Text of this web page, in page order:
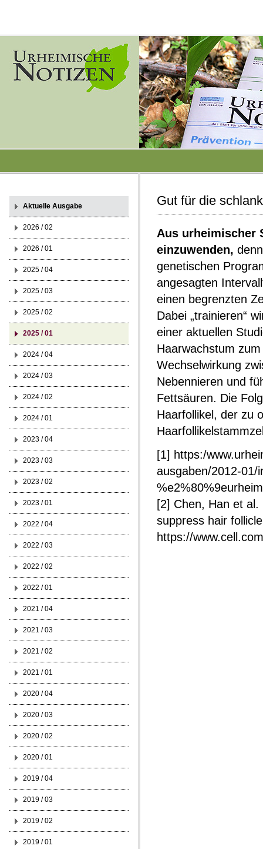
Gut für die
Aus urheimischer
einzuwenden,
genetischen
angesagten
einen begrenzten
Dabei „trainieren“
einer aktuellen
Haarwachstum
Wechselwirkung
Nebennieren und
Fettsäuren. Die
Haarfollikel, der zu
[1] https:/
ausgaben/2012-01/
[2] Chen, Han et
suppress hair
https://
Aktuelle Ausgabe
2026 / 02
2026 / 01
2025 / 04
2025 / 03
2025 / 02
2025 / 01
2024 / 04
2024 / 03
2024 / 02
2024 / 01
2023 / 04
2023 / 03
2023 / 02
2023 / 01
2022 / 04
2022 / 03
2022 / 02
2022 / 01
2021 / 04
2021 / 03
2021 / 02
2021 / 01
2020 / 04
2020 / 03
2020 / 02
2020 / 01
2019 / 04
2019 / 03
2019 / 02
2019 / 01